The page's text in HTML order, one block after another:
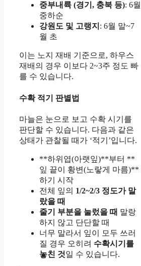
중부내륙 (경기, 충북 등): 6월
중하순
강원도 및 고랭지 : 6월 말~7
월 초
이는 노지 재배 기준으로, 하우스
재배의 경우 이보다 2~3주 정도 빠
를 수 있습니다.
수확 적기 판별법
마늘은 눈으로 보고 수확 시기를
판단할 수 있습니다. 다음과 같은
상태가 관찰될 때가 ‘적기’입니다.
**하위엽(아랫잎)**부터 **
잎 끝이 황변(노랗게 마름)**
하기 시작
전체 잎의 1/2~2/3 정도가 말
랐을 때
줄기 부분을 눌렀을 때 말랑
하지 않고 단단할 때
너무 말라서 잎이 모두 쓰러
질 경우 오히려 수확시기를
놓친 것일 수 있습니다.